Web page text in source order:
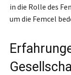
in die Rolle des
um die Femcel